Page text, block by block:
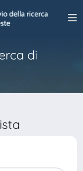
di